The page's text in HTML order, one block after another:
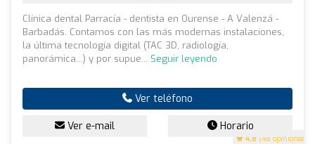
4.8 (48 opiniones)
Clínica dental Parracía - dentista en Ourense - A Valenzá -
Barbadás. Contamos con las más modernas instalaciones,
la última tecnología digital (TAC 3D, radiología,
panorámica...) y por supue... Seguir leyendo
Ver teléfono
Ver e-mail Horario